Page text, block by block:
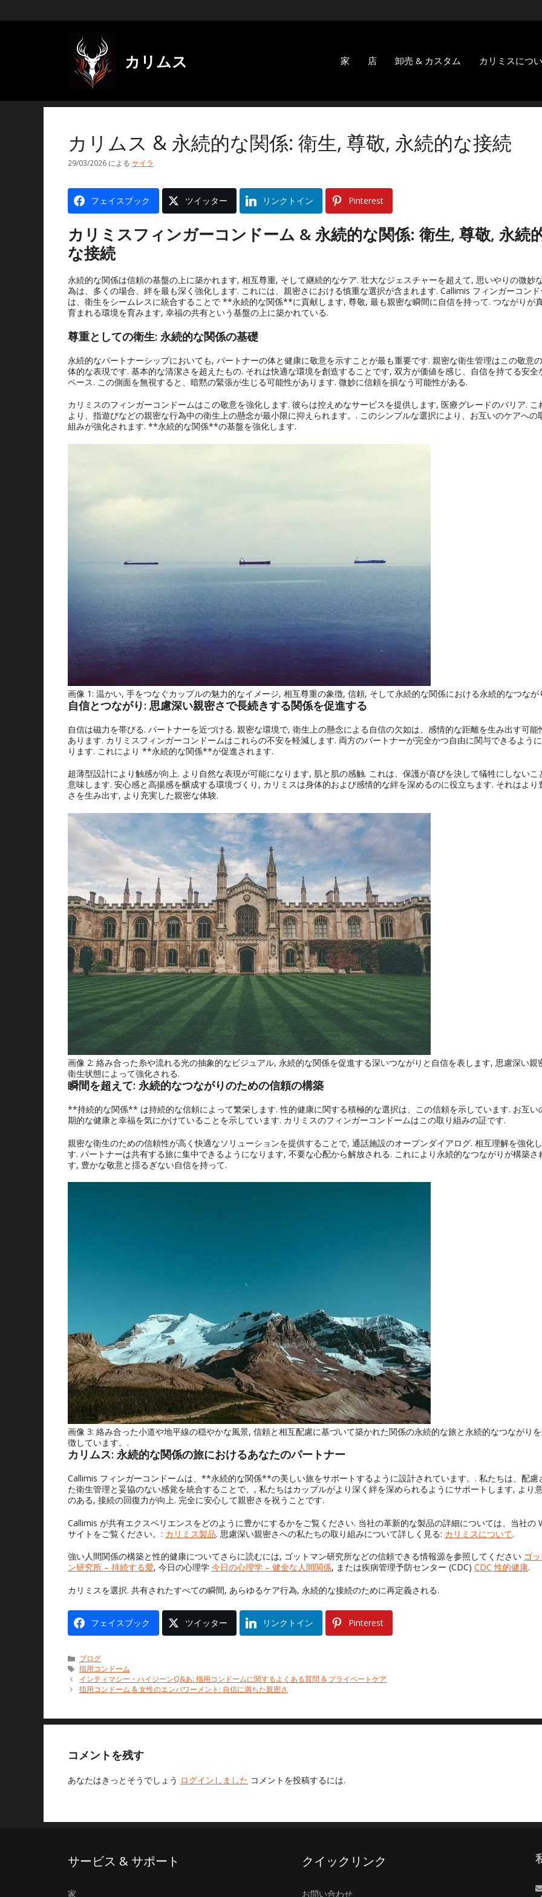
プ
カリムス 家 店 卸売 & カスタム カリミスにつ
カリムス & 永続的な関係: 衛生, 尊敬, 永続的な接続
29/03/2026 による ケイラ
フェイスブック ツイッター リンクトイン Pinterest
カリミスフィンガーコンドーム & 永続的な関係: 衛生, 尊敬, 永続
な接続
永続的な関係は信頼の基盤の上に築かれます, 相互尊重, そして継続的なケア. 壮大なジェスチャーを超えて, 思いやりの微妙
為は、多くの場合、絆を最も深く強化します. これには、親密さにおける慎重な選択が含まれます. Callimis フィンガーコン
は、衛生をシームレスに統合することで **永続的な関係**に貢献します, 尊敬, 最も親密な瞬間に自信を持って. つながりが
育まれる環境を育みます, 幸福の共有という基盤の上に築かれている.
尊重としての衛生: 永続的な関係の基礎
永続的なパートナーシップにおいても, パートナーの体と健康に敬意を示すことが最も重要です. 親密な衛生管理はこの敬意
体的な表現です. 基本的な清潔さを超えたもの. それは快適な環境を創造することです, 双方が価値を感じ、自信を持てる安全
ペース. この側面を無視すると、暗黙の緊張が生じる可能性があります. 微妙に信頼を損なう可能性がある.
カリミスのフィンガーコンドームはこの敬意を強化します. 彼らは控えめなサービスを提供します, 医療グレードのバリア. こ
より、指遊びなどの親密な行為中の衛生上の懸念が最小限に抑えられます。. このシンプルな選択により、お互いのケアへの
組みが強化されます. **永続的な関係**の基盤を強化します.
画像 1: 温かい, 手をつなぐカップルの魅力的なイメージ, 相互尊重の象徴, 信頼, そして永続的な関係における永続的なつなが
自信とつながり: 思慮深い親密さで長続きする関係を促進する
自信は磁力を帯びる. パートナーを近づける. 親密な環境で, 衛生上の懸念による自信の欠如は、感情的な距離を生み出す可能
あります. カリミスフィンガーコンドームはこれらの不安を軽減します. 両方のパートナーが完全かつ自由に関与できるよう
ります. これにより **永続的な関係**が促進されます.
超薄型設計により触感が向上. より自然な表現が可能になります, 肌と肌の感触. これは、保護が喜びを決して犠牲にしないこ
意味します. 安心感と高揚感を醸成する環境づくり, カリミスは身体的および感情的な絆を深めるのに役立ちます. それはより
さを生み出す, より充実した親密な体験.
画像 2: 絡み合った糸や流れる光の抽象的なビジュアル, 永続的な関係を促進する深いつながりと自信を表します, 思慮深い親
衛生状態によって強化される.
瞬間を超えて: 永続的なつながりのための信頼の構築
**持続的な関係** は持続的な信頼によって繁栄します. 性的健康に関する積極的な選択は、この信頼を示しています. お互い
期的な健康と幸福を気にかけていることを示しています. カリミスのフィンガーコンドームはこの取り組みの証です.
親密な衛生のための信頼性が高く快適なソリューションを提供することで, 通話施設のオープンダイアログ. 相互理解を強化
す. パートナーは共有する旅に集中できるようになります, 不要な心配から解放される. これにより永続的なつながりが構築さ
す, 豊かな敬意と揺るぎない自信を持って.
画像 3: 絡み合った小道や地平線の穏やかな風景, 信頼と相互配慮に基づいて築かれた関係の永続的な旅と永続的なつながり
徴しています。.
カリムス: 永続的な関係の旅におけるあなたのパートナー
Callimis フィンガーコンドームは、**永続的な関係**の美しい旅をサポートするように設計されています。. 私たちは、配慮
た衛生管理と妥協のない感覚を統合することで、, 私たちはカップルがより深く絆を深められるようにサポートします, より
のある, 接続の回復力が向上. 完全に安心して親密さを祝うことです.
Callimis が共有エクスペリエンスをどのように豊かにするかをご覧ください. 当社の革新的な製品の詳細については、当社の
サイトをご覧ください。: カリミス製品. 思慮深い親密さへの私たちの取り組みについて詳しく見る: カリミスについて.
強い人間関係の構築と性的健康についてさらに読むには, ゴットマン研究所などの信頼できる情報源を参照してください ゴ
ン研究所 – 持続する愛, 今日の心理学 今日の心理学 – 健全な人間関係, または疾病管理予防センター (CDC) CDC 性的健康.
カリミスを選択. 共有されたすべての瞬間, あらゆるケア行為, 永続的な接続のために再定義される.
フェイスブック ツイッター リンクトイン Pinterest
カ
テ
ゴ
リ
ブログ
タ
グ
指用コンドーム
インティマシー・ハイジーンQ&あ: 指用コンドームに関するよくある質問 & プライベートケア
指用コンドーム & 女性のエンパワーメント: 自信に満ちた親密さ
コメントを残す
あなたはきっとそうでしょう ログインしました コメントを投稿するには.
サービス & サポート
家
クイックリンク
お問い合わせ